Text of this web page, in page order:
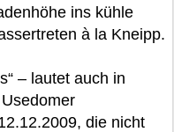
ins kühle
à la Kneipp.
– lautet auch in
die nicht